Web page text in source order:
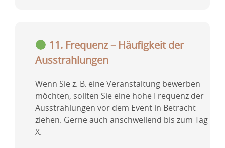
11. Frequenz – Häufigkeit der
Ausstrahlungen
Wenn Sie z. B. eine Veranstaltung bewerben
möchten, sollten Sie eine hohe Frequenz der
Ausstrahlungen vor dem Event in Betracht
ziehen. Gerne auch anschwellend bis zum Tag
X.